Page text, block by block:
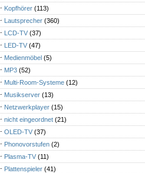
Kopfhörer (113)
Lautsprecher (360)
LCD-TV (37)
LED-TV (47)
Medienmöbel (5)
MP3 (52)
Multi-Room-Systeme (12)
Musikserver (13)
Netzwerkplayer (15)
nicht eingeordnet (21)
OLED-TV (37)
Phonovorstufen (2)
Plasma-TV (11)
Plattenspieler (41)